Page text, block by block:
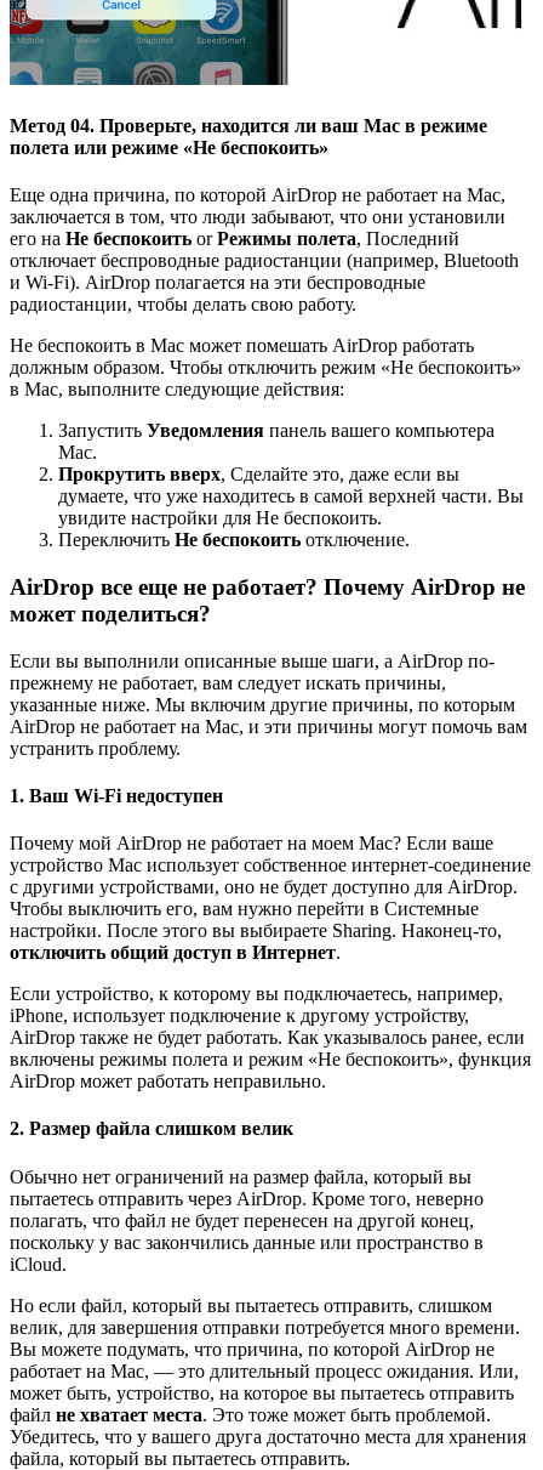
Метод 04. Проверьте, находится ли ваш Mac в режиме
полета или режиме «Не беспокоить»
Еще одна причина, по которой AirDrop не работает на Mac,
заключается в том, что люди забывают, что они установили
его на Не беспокоить orРежимы полета, Последний
отключает беспроводные радиостанции (например, Bluetooth
и Wi-Fi). AirDrop полагается на эти беспроводные
радиостанции, чтобы делать свою работу.
Не беспокоить в Mac может помешать AirDrop работать
должным образом. Чтобы отключить режим «Не беспокоить»
в Mac, выполните следующие действия:
Запустить Уведомления панель вашего компьютера
Mac.
Прокрутить вверх, Сделайте это, даже если вы
думаете, что уже находитесь в самой верхней части. Вы
увидите настройки для Не беспокоить.
Переключить Не беспокоить отключение.
AirDrop все еще не работает? Почему AirDrop не
может поделиться?
Если вы выполнили описанные выше шаги, а AirDrop по-
прежнему не работает, вам следует искать причины,
указанные ниже. Мы включим другие причины, по которым
AirDrop не работает на Mac, и эти причины могут помочь вам
устранить проблему.
1. Ваш Wi-Fi недоступен
Почему мой AirDrop не работает на моем Mac? Если ваше
устройство Mac использует собственное интернет-соединение
с другими устройствами, оно не будет доступно для AirDrop.
Чтобы выключить его, вам нужно перейти в Системные
настройки. После этого вы выбираете Sharing. Наконец-то,
отключить общий доступ в Интернет.
Если устройство, к которому вы подключаетесь, например,
iPhone, использует подключение к другому устройству,
AirDrop также не будет работать. Как указывалось ранее, если
включены режимы полета и режим «Не беспокоить», функция
AirDrop может работать неправильно.
2. Размер файла слишком велик
Обычно нет ограничений на размер файла, который вы
пытаетесь отправить через AirDrop. Кроме того, неверно
полагать, что файл не будет перенесен на другой конец,
поскольку у вас закончились данные или пространство в
iCloud.
Но если файл, который вы пытаетесь отправить, слишком
велик, для завершения отправки потребуется много времени.
Вы можете подумать, что причина, по которой AirDrop не
работает на Mac, — это длительный процесс ожидания. Или,
может быть, устройство, на которое вы пытаетесь отправить
файл не хватает места. Это тоже может быть проблемой.
Убедитесь, что у вашего друга достаточно места для хранения
файла, который вы пытаетесь отправить.